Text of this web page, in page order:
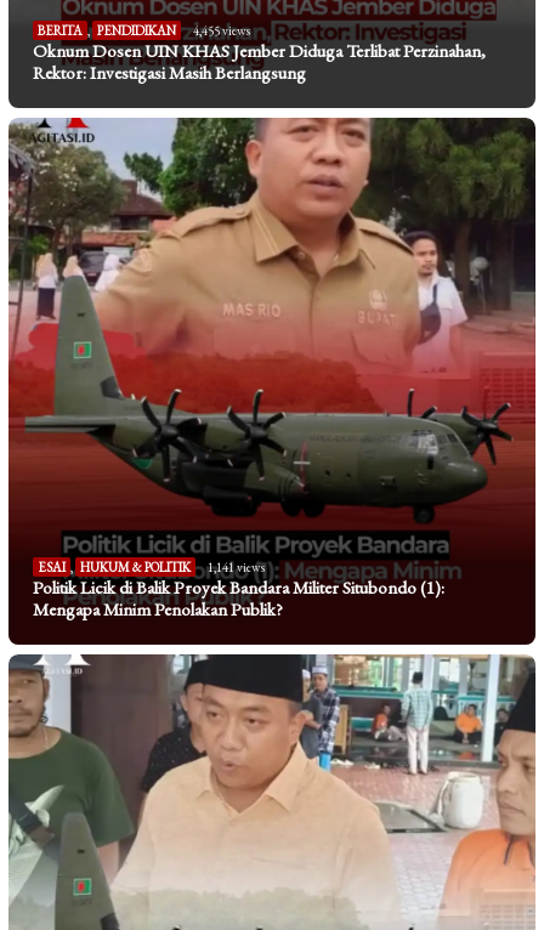
BERITA , PENDIDIKAN 4,455 views
Oknum Dosen UIN KHAS Jember Diduga Terlibat Perzinahan,
Rektor: Investigasi Masih Berlangsung
ESAI , HUKUM & POLITIK 1,141 views
Politik Licik di Balik Proyek Bandara Militer Situbondo (1):
Mengapa Minim Penolakan Publik?